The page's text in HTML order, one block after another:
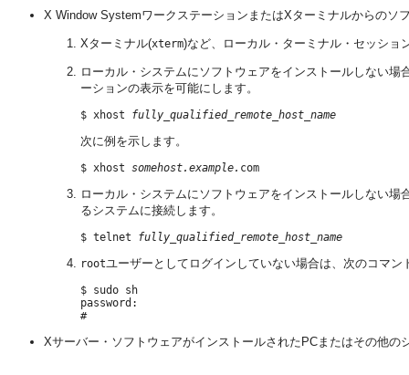
X Window SystemワークステーションまたはXターミナルからのソ
Xターミナル(xterm)など、ローカル・ターミナル・セッショ
ローカル・システムにソフトウェアをインストールしない
ーションの表示を可能にします。
$ xhost fully_qualified_remote_host_name
次に例を示します。
$ xhost somehost.example.
ローカル・システムにソフトウェアをインストールしない場
るシステムに接続します。
$ telnet fully_qualified_remote_host_name
rootユーザーとしてログインしていない場合は、次のコマン
$ sudo sh
password:
Xサーバー・ソフトウェアがインストールされたPCまたはその他